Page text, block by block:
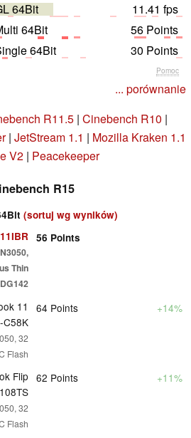
64Bit
11.41 fps
64Bit
56 Points
64Bit
30 Points
Pomoc
... porównanie
R11.5| Cinebench R10 |
| JetStream 1.1 | Mozilla Kraken 1.1
V2 | Peacekeeper
R15
(sortuj wg wyników)
Thin
56 Points
11
C58K
32
Flash
64 Points +14%
Flip
32
Flash
62 Points +11%